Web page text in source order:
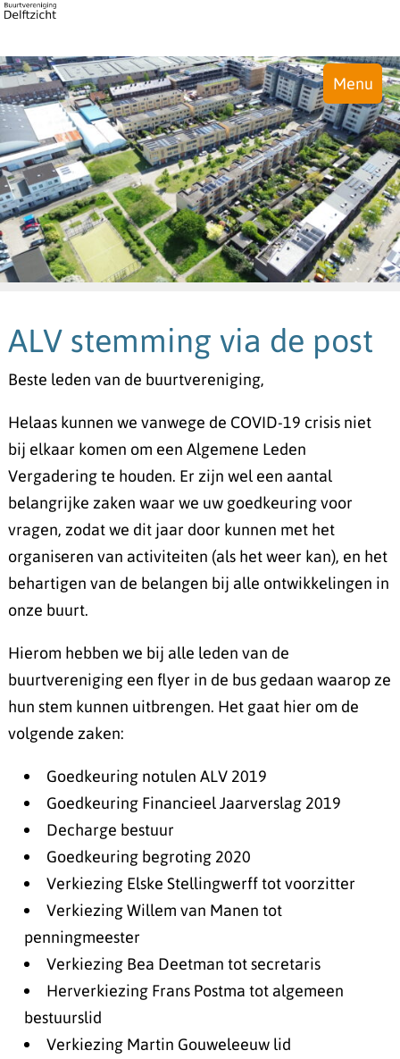
ALV stemming via de post
Beste leden van de buurtvereniging,
Helaas kunnen we vanwege de COVID-19 crisis niet
bij elkaar komen om een Algemene Leden
Vergadering te houden. Er zijn wel een aantal
belangrijke zaken waar we uw goedkeuring voor
vragen, zodat we dit jaar door kunnen met het
organiseren van activiteiten (als het weer kan), en het
behartigen van de belangen bij alle ontwikkelingen in
onze buurt.
Hierom hebben we bij alle leden van de
buurtvereniging een flyer in de bus gedaan waarop ze
hun stem kunnen uitbrengen. Het gaat hier om de
volgende zaken:
Goedkeuring notulen ALV 2019
Goedkeuring Financieel Jaarverslag 2019
Decharge bestuur
Goedkeuring begroting 2020
Verkiezing Elske Stellingwerff tot voorzitter
Verkiezing Willem van Manen tot
penningmeester
Verkiezing Bea Deetman tot secretaris
Herverkiezing Frans Postma tot algemeen
bestuurslid
Verkiezing Martin Gouweleeuw lid
Menu